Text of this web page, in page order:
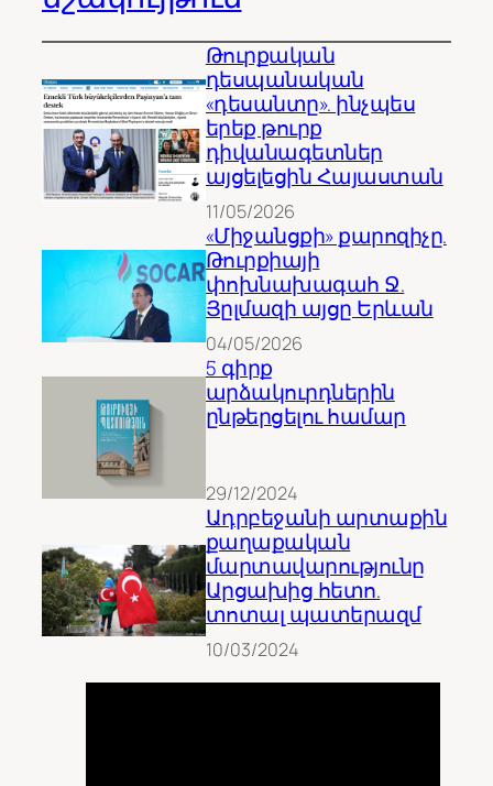
Թուրքական
դեսպանական
«դեսանտը». ինչպես
երեք թուրք
դիվանագետներ
այցելեցին Հայաստան
11/05/2026
«Միջանցքի» քարոզիչը.
Թուրքիայի
փոխնախագահ Ջ.
Յըլմազի այցը Երևան
04/05/2026
5 գիրք
արձակուրդներին
ընթերցելու համար
29/12/2024
Ադրբեջանի արտաքին
քաղաքական
մարտավարությունը
Արցախից հետո.
տոտալ պատերազմ
10/03/2024